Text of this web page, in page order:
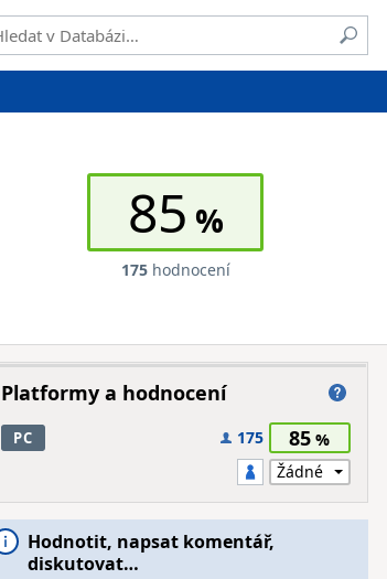
85
175hodnocení
Platformy a hodnocení
PC 175 85
Hodnotit, napsat komentář,
diskutovat…